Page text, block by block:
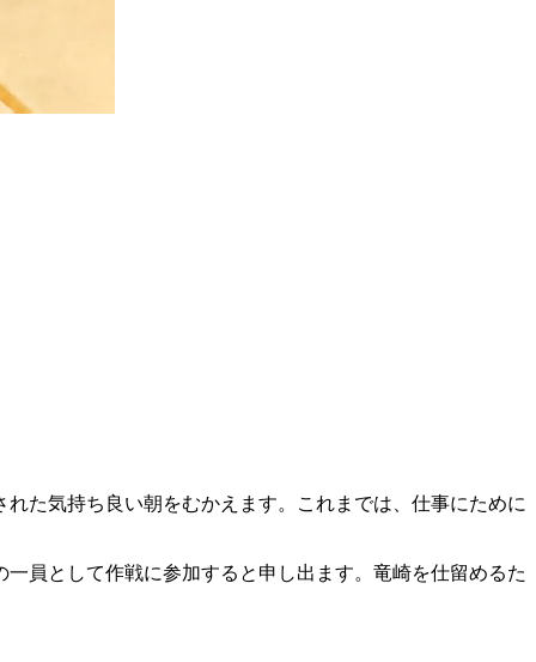
た気持ち良い朝をむかえます。これまでは、仕事にために
員として作戦に参加すると申し出ます。竜崎を仕留めるた